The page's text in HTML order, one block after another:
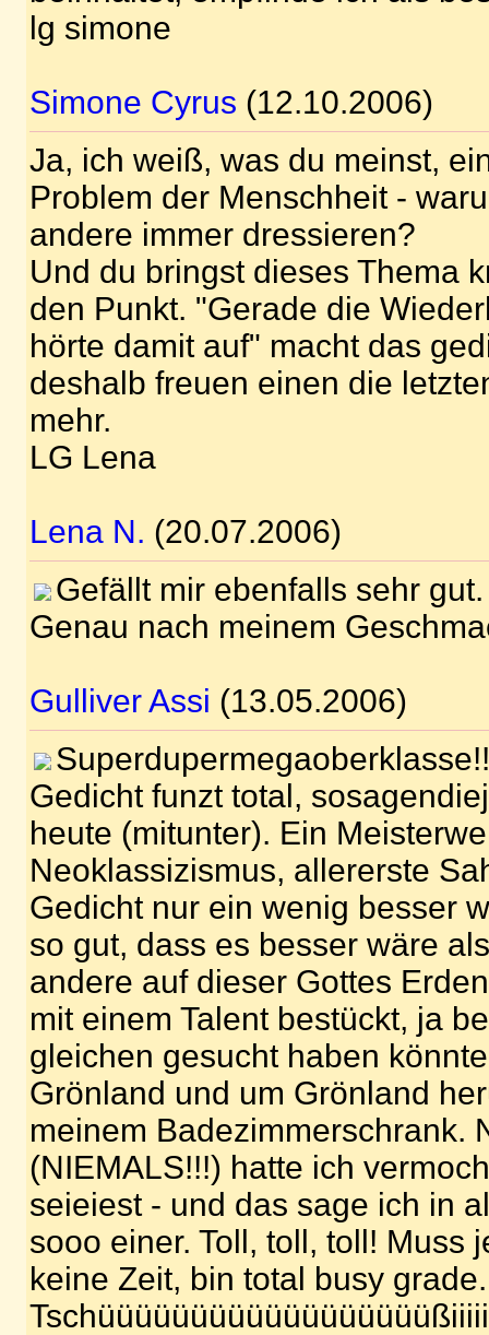
lg simone
Simone Cyrus (12.10.2006)
Ja, ich weiß, was du meinst,
Problem der Menschheit -
andere immer dressieren?
Und du bringst dieses Thema
den Punkt. "Gerade die
hörte damit auf" macht das
deshalb freuen einen die
mehr.
LG Lena
Lena N. (20.07.2006)
Gefällt mir ebenfalls sehr
Genau nach meinem
Gulliver Assi (13.05.2006)
Gedicht funzt total,
heute (mitunter). Ein
Neoklassizismus, allererste
Gedicht nur ein wenig besser
so gut, dass es besser wäre
andere auf dieser Gottes
mit einem Talent bestückt, ja
gleichen gesucht haben
Grönland und um Grönland
meinem Badezimmerschrank.
(NIEMALS!!!) hatte ich
seieiest - und das sage ich in
sooo einer. Toll, toll, toll! Muss
keine Zeit, bin total busy grade.